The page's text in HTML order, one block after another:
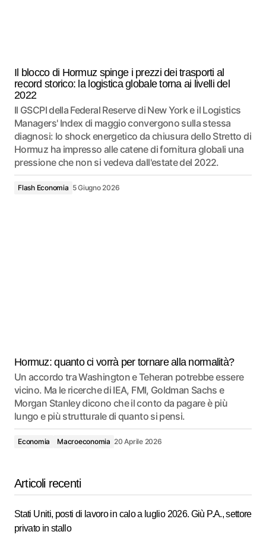
Il blocco di Hormuz spinge i prezzi dei trasporti al
record storico: la logistica globale torna ai livelli del
2022
Il GSCPI della Federal Reserve di New York e il Logistics
Managers' Index di maggio convergono sulla stessa
diagnosi: lo shock energetico da chiusura dello Stretto di
Hormuz ha impresso alle catene di fornitura globali una
pressione che non si vedeva dall'estate del 2022.
Flash Economia 5 Giugno 2026
Hormuz: quanto ci vorrà per tornare alla normalità?
Un accordo tra Washington e Teheran potrebbe essere
vicino. Ma le ricerche di IEA, FMI, Goldman Sachs e
Morgan Stanley dicono che il conto da pagare è più
lungo e più strutturale di quanto si pensi.
Economia Macroeconomia 20 Aprile 2026
Articoli recenti
Stati Uniti, posti di lavoro in calo a luglio 2026. Giù P.A., settore
privato in stallo